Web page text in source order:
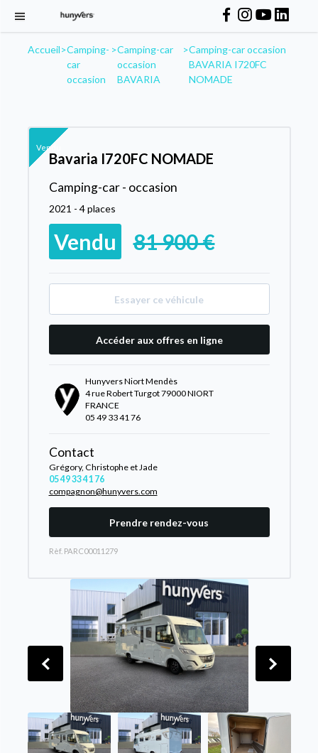
Accueil>Camping-
car
occasion
>Camping-car
occasion
BAVARIA
>Camping-car occasion
BAVARIA I720FC
NOMADE
Vendu
Bavaria I720FC NOMADE
Camping-car - occasion
2021 - 4 places
Vendu 81 900 €
Essayer ce véhicule
Accéder aux offres en ligne
Hunyvers Niort Mendès
4 rue Robert Turgot 79000 NIORT
FRANCE
05 49 33 41 76
Contact
Grégory, Christophe et Jade
05 49 33 41 76
compagnon@hunyvers.com
Prendre rendez-vous
Rèf. PARC00011279